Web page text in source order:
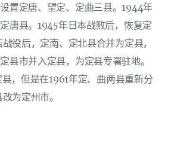
置定唐、望定、定曲三县。1944年
唐县。1945年日本战败后，恢复定
役后，定南、定北县合并为定县，
县市并入定县，为定县专署驻地。
，但是在1961年定、曲两县重新分
为定州市。